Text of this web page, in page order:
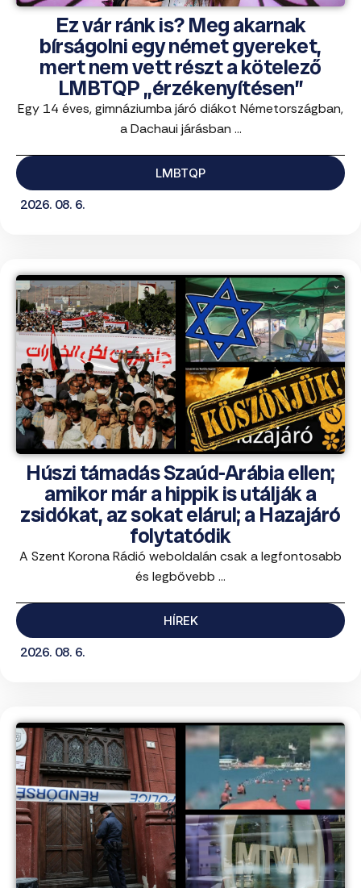
Ez vár ránk is? Meg akarnak
bírságolni egy német gyereket,
mert nem vett részt a kötelező
LMBTQP „érzékenyítésen”
Egy 14 éves, gimnáziumba járó diákot Németországban,
a Dachaui járásban ...
LMBTQP
2026. 08. 6.
Húszi támadás Szaúd-Arábia ellen;
amikor már a hippik is utálják a
zsidókat, az sokat elárul; a Hazajáró
folytatódik
A Szent Korona Rádió weboldalán csak a legfontosabb
és legbővebb ...
HÍREK
2026. 08. 6.